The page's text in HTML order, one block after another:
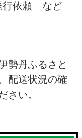
行依頼 など
勢丹ふるさと
配送状況の確
さい。